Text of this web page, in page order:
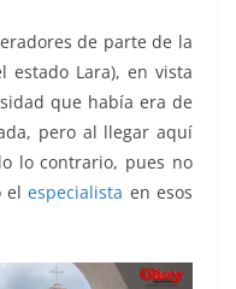
de parte de la
estado Lara), en vista
que había era de
pero al llegar aquí
lo contrario, pues no
elespecialista en esos